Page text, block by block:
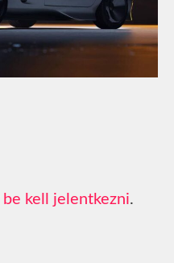
be kell jelentkezni.